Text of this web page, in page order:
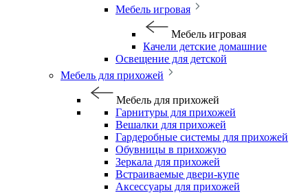
Мебель игровая
Мебель игровая
Качели детские домашние
Освещение для детской
Мебель для прихожей
Мебель для прихожей
Гарнитуры для прихожей
Вешалки для прихожей
Гардеробные системы для прихожей
Обувницы в прихожую
Зеркала для прихожей
Встраиваемые двери-купе
Аксессуары для прихожей